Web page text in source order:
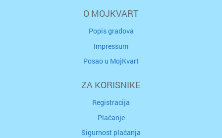
O MOJKVART
Popis gradova
Impressum
Posao u MojKvart
ZA KORISNIKE
Registracija
Plaćanje
Sigurnost plaćanja